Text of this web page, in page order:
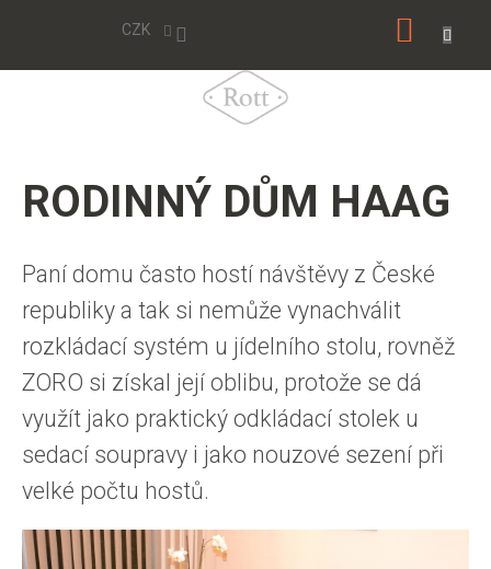
CZK
RODINNÝ DŮM HAAG
Paní domu často hostí návštěvy z České
republiky a tak si nemůže vynachválit
rozkládací systém u jídelního stolu, rovněž
ZORO si získal její oblibu, protože se dá
využít jako praktický odkládací stolek u
sedací soupravy i jako nouzové sezení při
velké počtu hostů.